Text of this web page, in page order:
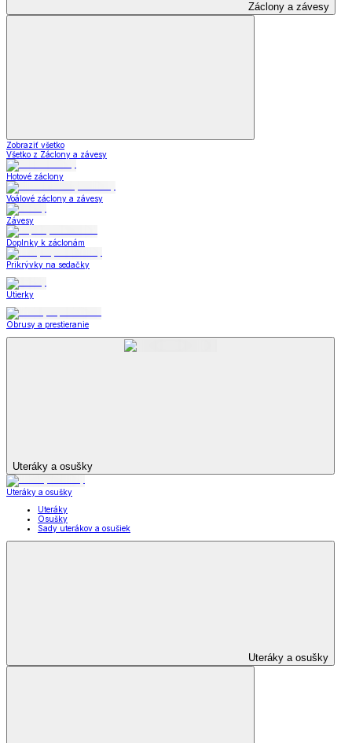
Záclony a závesy
Zobraziť všetko
Všetko z Záclony a závesy
Hotové záclony
Voálové záclony a závesy
Závesy
Doplnky k záclonám
Prikrývky na sedačky
Utierky
Obrusy a prestieranie
Uteráky a osušky
Uteráky a osušky
Uteráky
Osušky
Sady uterákov a osušiek
Uteráky a osušky